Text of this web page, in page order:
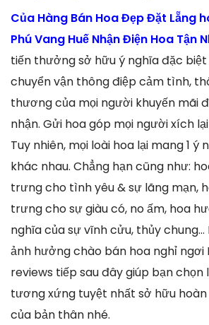
Của Hàng Bán Hoa Đẹp Đặt Lẵng
Phú Vang Huế Nhận Điện Hoa Tận
tiến thưởng sở hữu ý nghĩa đặc
chuyển vận thông điệp cảm tình,
thương của mọi người khuyến mãi
nhận. Gửi hoa góp mọi người xích
Tuy nhiên, mọi loài hoa lại mang 1 ý
khác nhau. Chẳng hạn cũng như:
trưng cho tình yêu & sự lãng mạn,
trưng cho sự giàu có, no ấm, hoa
nghĩa của sự vĩnh cửu, thủy
ảnh hưởng chào bán hoa nghỉ ngơi
reviews tiếp sau đây giúp bạn
tương xứng tuyệt nhất sở hữu
của bản thân nhé.